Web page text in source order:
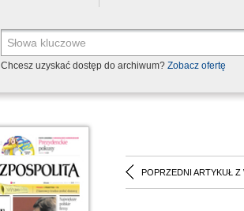
Chcesz uzyskać dostęp do archiwum? Zobacz ofertę
POPRZEDNI ARTYKUŁ Z